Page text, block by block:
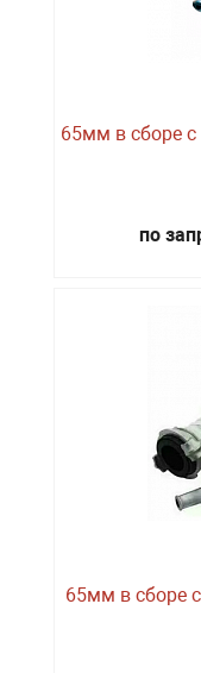
65мм в сборе с
по
65мм в сборе